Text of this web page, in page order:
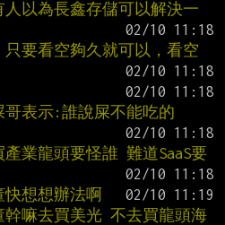
以為長鑫存儲可以解決一
要看空夠久就可以，看空
表示:誰說屎不能吃的
業龍頭要怪誰 難道SaaS要
想想辦法啊
嘛去買美光 不去買龍頭海